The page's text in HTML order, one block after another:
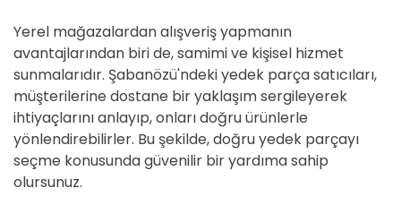
Yerel mağazalardan alışveriş yapmanın
avantajlarından biri de, samimi ve kişisel hizmet
sunmalarıdır. Şabanözü'ndeki yedek parça satıcıları,
müşterilerine dostane bir yaklaşım sergileyerek
ihtiyaçlarını anlayıp, onları doğru ürünlerle
yönlendirebilirler. Bu şekilde, doğru yedek parçayı
seçme konusunda güvenilir bir yardıma sahip
olursunuz.